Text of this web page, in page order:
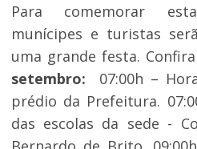
Para comemorar
munícipes e turistas
uma grande festa.
setembro: 07:00h –
prédio da Prefeitura.
das escolas da sede -